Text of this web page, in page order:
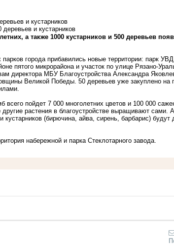
и кустарников
а также 1000 кустарников и 500 деревьев
города прибавились новые территории: парк
пятого микрорайона и участок по улице Рязано-
директора МБУ Благоустройства Александра
Великой Победы. 50 деревьев уже закуплено на
всего пойдет 7 000 многолетних цветов и 100 000
растения в благоустройстве выращивают сами.
(бирючина, айва, сирень, барбарис) будут
набережной и парка Стеклотарного завода.